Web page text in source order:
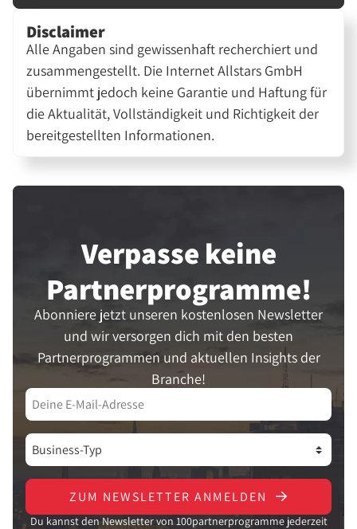
Disclaimer
Alle Angaben sind gewissenhaft recherchiert und
zusammengestellt. Die Internet Allstars GmbH
übernimmt jedoch keine Garantie und Haftung für
die Aktualität, Vollständigkeit und Richtigkeit der
bereitgestellten Informationen.
Verpasse keine
Partner­programme!
Abonniere jetzt unseren kostenlosen Newsletter
und wir versorgen dich mit den besten
Partnerprogrammen und aktuellen Insights der
Branche!
ZUM NEWSLETTER ANMELDEN
Du kannst den Newsletter von 100partnerprogramme jederzeit